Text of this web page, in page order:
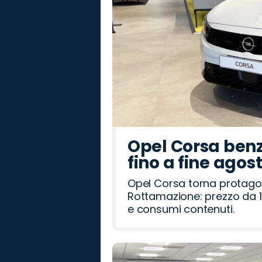
Opel Corsa
fino a fine
Opel Corsa torna
Rottamazione: prezzo da
e consumi contenuti.